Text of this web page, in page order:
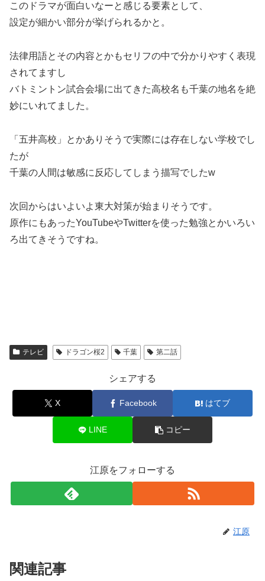
このドラマが面白いなーと感じる要素として、
設定が細かい部分が挙げられるかと。
法律用語とその内容とかもセリフの中で分かりやすく表現
されてますし
バトミントン試合会場に出てきた高校名も千葉の地名を絶
妙にいれてました。
「五井高校」とかありそうで実際には存在しない学校でし
たが
千葉の人間は敏感に反応してしまう描写でしたw
次回からはいよいよ東大対策が始まりそうです。
原作にもあったYouTubeやTwitterを使った勉強とかいろい
ろ出てきそうですね。
テレビ ドラゴン桜2 千葉 第二話
シェアする
X Facebook はてブ
LINE コピー
江原をフォローする
江原
関連記事